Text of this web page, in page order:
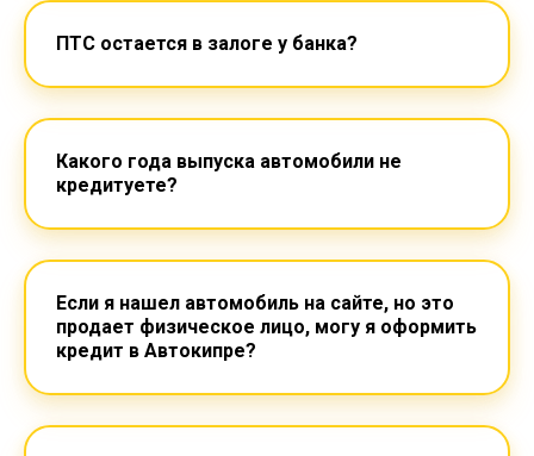
ПТС остается в залоге у банка?
Какого года выпуска автомобили не
кредитуете?
Если я нашел автомобиль на сайте, но это
продает физическое лицо, могу я оформить
кредит в Автокипре?